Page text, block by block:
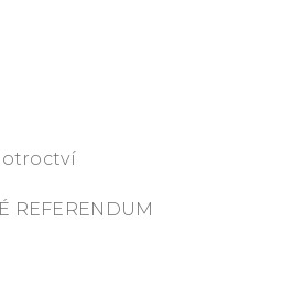
otroctví
REFERENDUM